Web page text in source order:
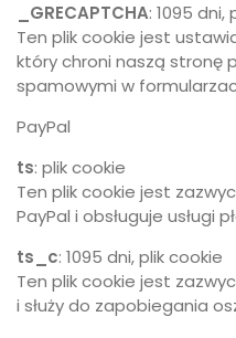
_GRECAPTCHA: 1095 dni,
Ten plik cookie jest
który chroni naszą stronę
spamowymi w
PayPal
ts: plik cookie
Ten plik cookie jest
PayPal i obsługuje usługi
ts_c: 1095 dni, plik cookie
Ten plik cookie jest
i służy do zapobiegania